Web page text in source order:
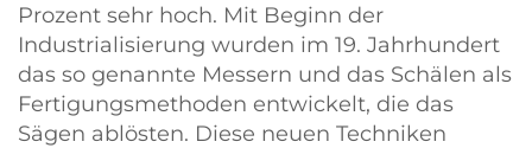
Prozent sehr hoch. Mit Beginn der
Industrialisierung wurden im 19. Jahrhundert
das so genannte Messern und das Schälen als
Fertigungsmethoden entwickelt, die das
Sägen ablösten. Diese neuen Techniken